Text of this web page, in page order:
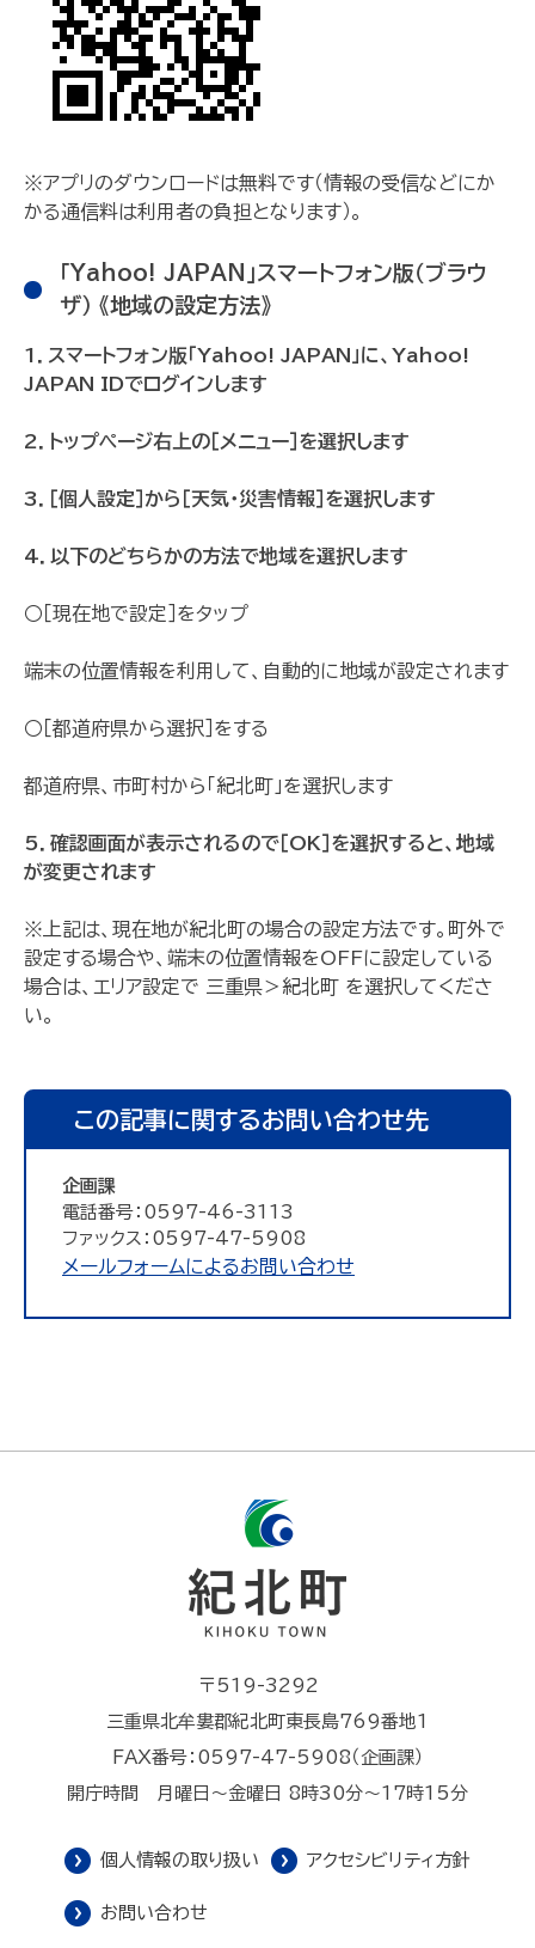
※アプリのダウンロードは無料です（情報の受信などにか
かる通信料は利用者の負担となります）。
「Yahoo! JAPAN」スマートフォン版（ブラウ
ザ） 《地域の設定方法》
1．スマートフォン版「Yahoo! JAPAN」に、Yahoo!
JAPAN IDでログインします
2．トップページ右上の［メニュー］を選択します
3．［個人設定］から［天気・災害情報］を選択します
4．以下のどちらかの方法で地域を選択します
○［現在地で設定］をタップ
端末の位置情報を利用して、自動的に地域が設定されます
○［都道府県から選択］をする
都道府県、市町村から「紀北町」を選択します
5．確認画面が表示されるので［OK］を選択すると、地域
が変更されます
※上記は、現在地が紀北町の場合の設定方法です。町外で
設定する場合や、端末の位置情報をOFFに設定している
場合は、エリア設定で 三重県＞紀北町 を選択してくださ
い。
この記事に関するお問い合わせ先
企画課
電話番号：0597-46-3113
ファックス：0597-47-5908
メールフォームによるお問い合わせ
〒519-3292
三重県北牟婁郡紀北町東長島769番地1
FAX番号：0597-47-5908（企画課）
開庁時間 月曜日～金曜日 8時30分～17時15分
個人情報の取り扱い アクセシビリティ方針
お問い合わせ